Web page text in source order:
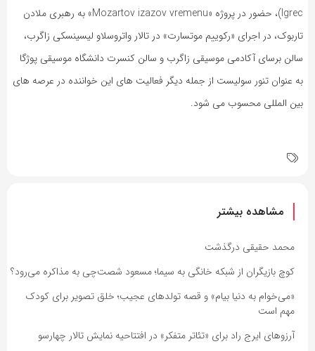
Igrec)، حضور در پروژه «Mozartov izazov vremenu» به رهبری ملادن
تاربوک، در اجرای «رکوییم موتسارت» در تالار واتروسلاو لیسینسکی زاگرب،
سالن برسای آکادمی موسیقی زاگرب و سالن کنسرت دانشگاه موسیقی پوژگا
به عنوان تنور سولیست از جمله دیگر فعالیت های این خواننده در عرصه های
بین المللی محسوب می شود.
مشاهده بیشتر
محمد حقیقی درگذشت
کوچ بازیگران از شبکه خانگی به سیما؛ مسعود شصت‌چی به مذاکره می‌رود؟
«می‌خوام به دنیا بیام» و قصه تولدهای عجیب؛ خلق تصویر برای کودک
مهم است
آرزوهای ایرج راد برای «تئاتر متفکر» در افتتاحیه نمایش تالار چهارسو